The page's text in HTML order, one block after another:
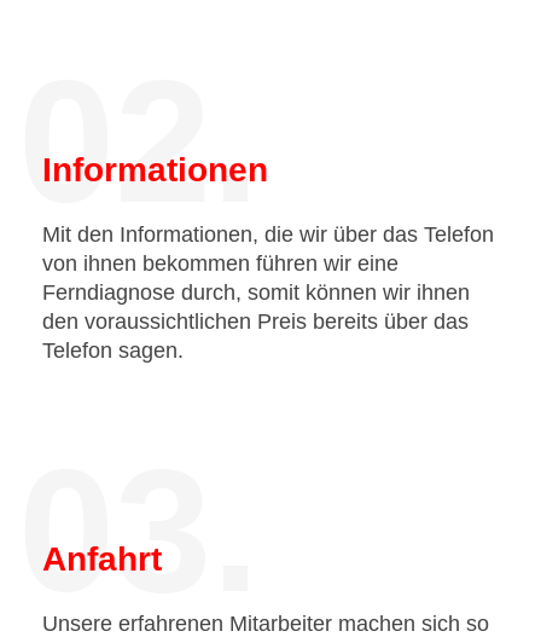
02.
Informationen
Mit den Informationen, die wir über das Telefon
von ihnen bekommen führen wir eine
Ferndiagnose durch, somit können wir ihnen
den voraussichtlichen Preis bereits über das
Telefon sagen.
03.
Anfahrt
Unsere erfahrenen Mitarbeiter machen sich so